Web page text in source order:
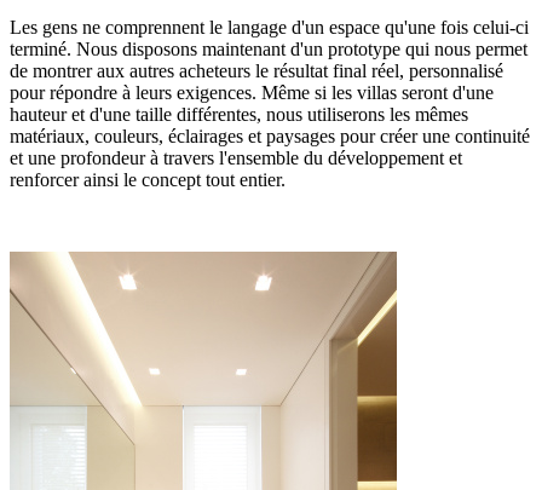
Les gens ne comprennent le langage d'un espace qu'une fois celui-ci
terminé. Nous disposons maintenant d'un prototype qui nous permet
de montrer aux autres acheteurs le résultat final réel, personnalisé
pour répondre à leurs exigences. Même si les villas seront d'une
hauteur et d'une taille différentes, nous utiliserons les mêmes
matériaux, couleurs, éclairages et paysages pour créer une continuité
et une profondeur à travers l'ensemble du développement et
renforcer ainsi le concept tout entier.